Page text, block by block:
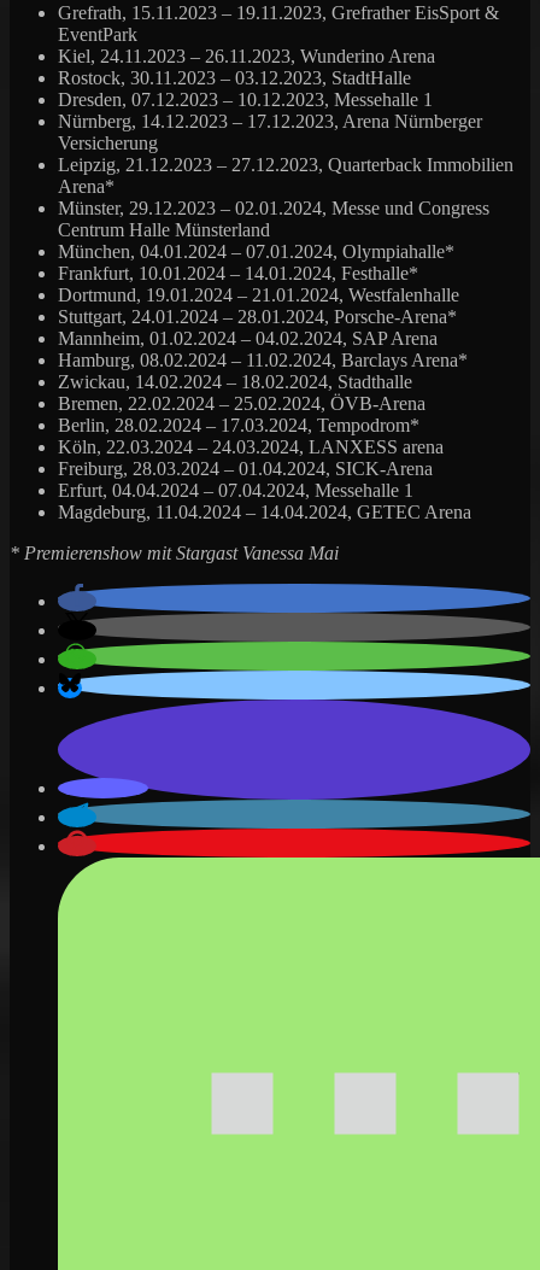
Grefrath, 15.11.2023 – 19.11.2023, Grefrather EisSport &
EventPark
Kiel, 24.11.2023 – 26.11.2023, Wunderino Arena
Rostock, 30.11.2023 – 03.12.2023, StadtHalle
Dresden, 07.12.2023 – 10.12.2023, Messehalle 1
Nürnberg, 14.12.2023 – 17.12.2023, Arena Nürnberger
Versicherung
Leipzig, 21.12.2023 – 27.12.2023, Quarterback Immobilien
Arena*
Münster, 29.12.2023 – 02.01.2024, Messe und Congress
Centrum Halle Münsterland
München, 04.01.2024 – 07.01.2024, Olympiahalle*
Frankfurt, 10.01.2024 – 14.01.2024, Festhalle*
Dortmund, 19.01.2024 – 21.01.2024, Westfalenhalle
Stuttgart, 24.01.2024 – 28.01.2024, Porsche-Arena*
Mannheim, 01.02.2024 – 04.02.2024, SAP Arena
Hamburg, 08.02.2024 – 11.02.2024, Barclays Arena*
Zwickau, 14.02.2024 – 18.02.2024, Stadthalle
Bremen, 22.02.2024 – 25.02.2024, ÖVB-Arena
Berlin, 28.02.2024 – 17.03.2024, Tempodrom*
Köln, 22.03.2024 – 24.03.2024, LANXESS arena
Freiburg, 28.03.2024 – 01.04.2024, SICK-Arena
Erfurt, 04.04.2024 – 07.04.2024, Messehalle 1
Magdeburg, 11.04.2024 – 14.04.2024, GETEC Arena
* Premierenshow mit Stargast Vanessa Mai